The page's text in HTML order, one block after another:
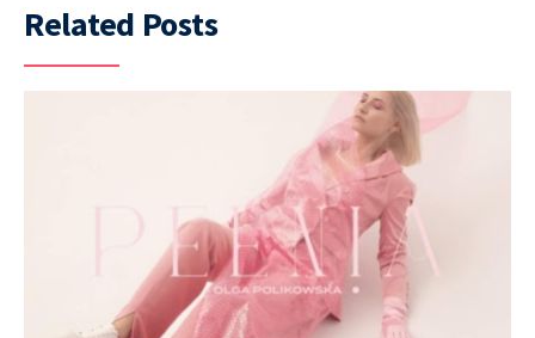
Related Posts